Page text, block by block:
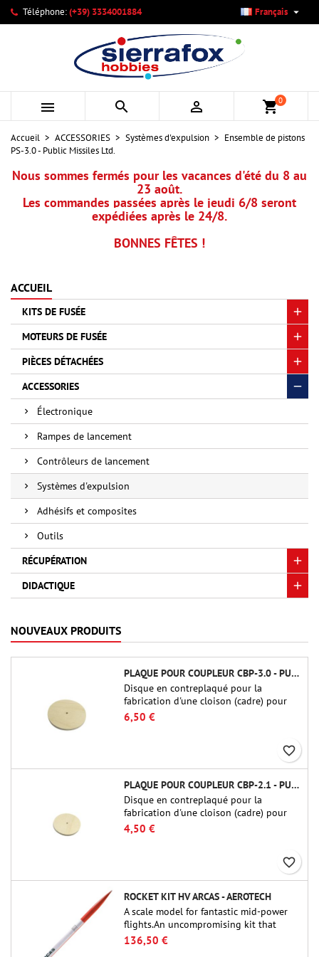
Téléphone:(+39) 3334001884 Français 
   shopping_cart0
Accueil ACCESSORIES Systèmes d'expulsion
Ensemble de pistons
PS-3.0 - Public Missiles Ltd.
Nous sommes fermés pour les vacances d'été du 8 au
23 août.
Les commandes passées après le jeudi 6/8 seront
expédiées après le 24/8.
BONNES FÊTES !
ACCUEIL
KITS DE FUSÉE
MOTEURS DE FUSÉE
PIÈCES DÉTACHÉES
ACCESSORIES
Électronique
Rampes de lancement
Contrôleurs de lancement
Systèmes d'expulsion
Adhésifs et composites
Outils
RÉCUPÉRATION
DIDACTIQUE
NOUVEAUX PRODUITS
PLAQUE POUR COUPLEUR CBP-3.0 - PUBLIC MISSILES LTD.
Disque en contreplaqué pour la
fabrication d'une cloison (cadre) pour
raccords tubulaires de 75 mm de Public
Missiles Ltd. (PT-3.0/QT-3.0)
6,50 €
favorite_border
PLAQUE POUR COUPLEUR CBP-2.1 - PUBLIC MISSILES LTD.
Disque en contreplaqué pour la
fabrication d'une cloison (cadre) pour
raccords tubulaires de 54 mm de Public
Missiles Ltd. (PT-2.1 ou QT-2.1)
4,50 €
favorite_border
ROCKET KIT HV ARCAS - AEROTECH
A scale model for fantastic mid-power
flights.An uncompromising kit that
allows you to build a replica of one of
the most famous sounding-rocket ever.
136,50 €
Mes listes d'envies ×
Créer une nouvelle liste
Créer une liste d'envies ×
Nom de la liste d'envies
Annuler Créer une liste d'envies
Connexion ×
Vous devez être connecté pour ajouter des produits à votre
liste d'envies.
Annuler Connexion